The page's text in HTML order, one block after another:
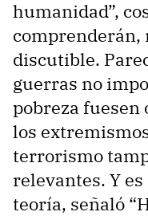
humanidad”,
comprenderán,
discutible.
guerras no
pobreza fuesen
los
terrorismo
relevantes. Y
teoría, señaló